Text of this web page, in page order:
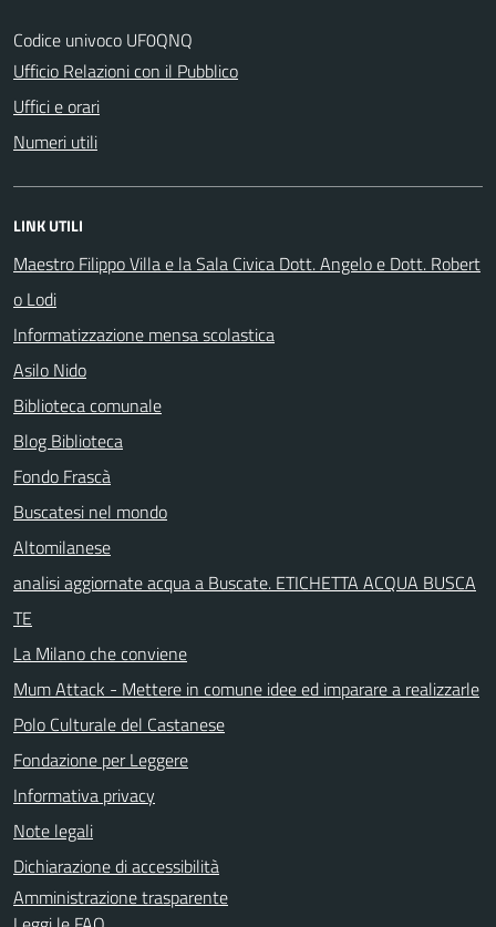
Codice univoco UF0QNQ
Ufficio Relazioni con il Pubblico
Uffici e orari
Numeri utili
LINK UTILI
Maestro Filippo Villa e la Sala Civica Dott. Angelo e Dott. Robert
o Lodi
Informatizzazione mensa scolastica
Asilo Nido
Biblioteca comunale
Blog Biblioteca
Fondo Frascà
Buscatesi nel mondo
Altomilanese
analisi aggiornate acqua a Buscate. ETICHETTA ACQUA BUSCA
TE
La Milano che conviene
Mum Attack - Mettere in comune idee ed imparare a realizzarle
Polo Culturale del Castanese
Fondazione per Leggere
Informativa privacy
Note legali
Dichiarazione di accessibilità
Amministrazione trasparente